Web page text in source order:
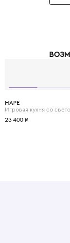
HAPE
23 400 ₽